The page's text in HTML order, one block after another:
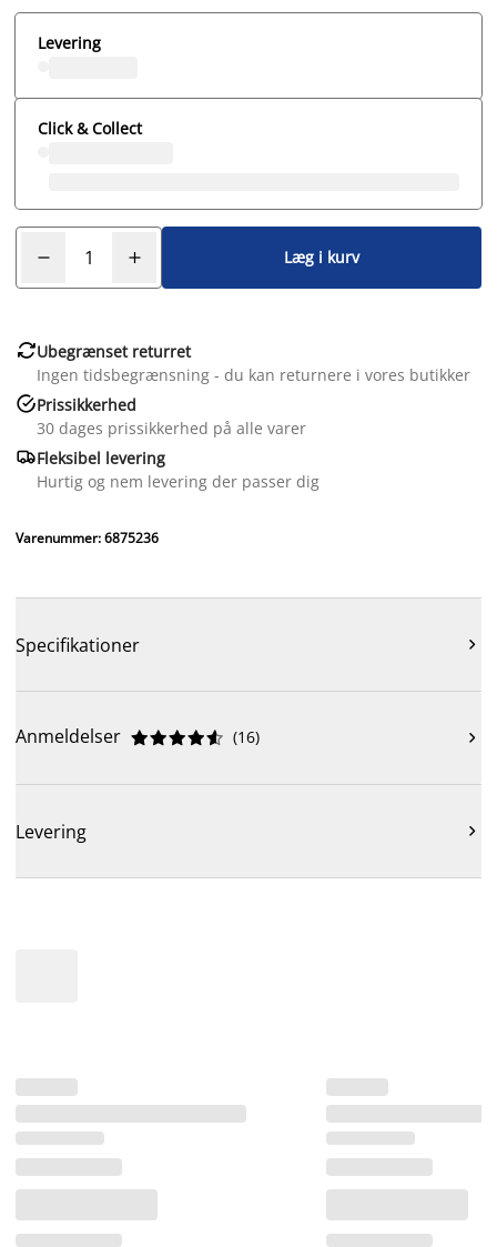
Levering
Click & Collect
Læg i kurv
Ubegrænset returret
Ingen tidsbegrænsning - du kan returnere i vores butikker
Prissikkerhed
30 dages prissikkerhed på alle varer
Fleksibel levering
Hurtig og nem levering der passer dig
Varenummer: 6875236
Specifikationer 
Anmeldelser 




 (16) 
Levering 